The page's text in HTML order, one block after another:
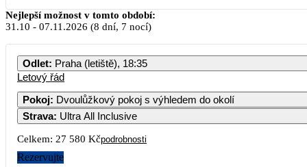
Nejlepší možnost v tomto období:
31.10 - 07.11.2026 (8 dní, 7 nocí)
Odlet: Praha (letiště), 18:35
Letový řád
Pokoj: Dvoulůžkový pokoj s výhledem do okolí
Strava: Ultra All Inclusive
Celkem: 27 580 Kčpodrobnosti
Rezervujte